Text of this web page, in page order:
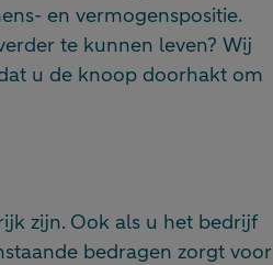
en vermogenspositie.
te kunnen leven? Wij
u de knoop doorhakt om
zijn. Ook als u het bedrijf
bedragen zorgt voor